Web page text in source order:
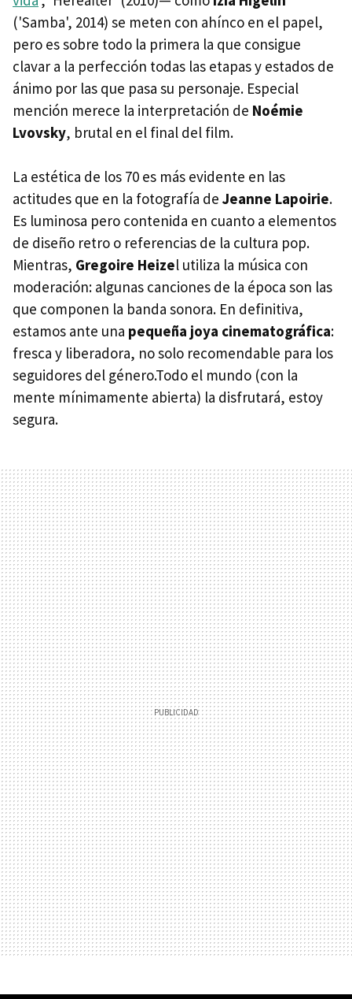
('Samba', 2014) se meten con ahínco en el papel,
pero es sobre todo la primera la que consigue
clavar a la perfección todas las etapas y estados de
ánimo por las que pasa su personaje. Especial
mención merece la interpretación de Noémie
Lvovsky, brutal en el final del film.
La estética de los 70 es más evidente en las
actitudes que en la fotografía de Jeanne Lapoirie.
Es luminosa pero contenida en cuanto a elementos
de diseño retro o referencias de la cultura pop.
Mientras, Gregoire Heizel utiliza la música con
moderación: algunas canciones de la época son las
que componen la banda sonora. En definitiva,
estamos ante una pequeña joya cinematográfica:
fresca y liberadora, no solo recomendable para los
seguidores del género.Todo el mundo (con la
mente mínimamente abierta) la disfrutará, estoy
segura.